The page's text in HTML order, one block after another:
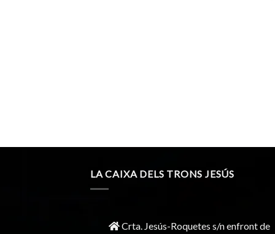
LA CAIXA DELS TRONS JESÚS
Crta. Jesús-Roquetes s/n enfront de